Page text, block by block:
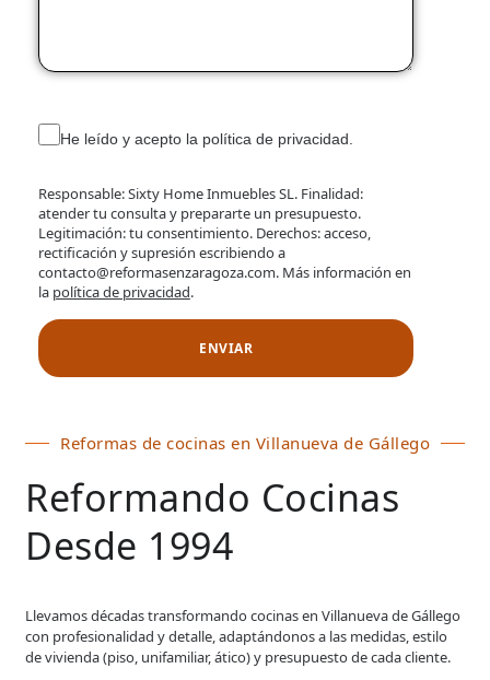
He leído y acepto la política de privacidad.
Responsable: Sixty Home Inmuebles SL. Finalidad:
atender tu consulta y prepararte un presupuesto.
Legitimación: tu consentimiento. Derechos: acceso,
rectificación y supresión escribiendo a
contacto@reformasenzaragoza.com. Más información en
la política de privacidad.
Reformas de cocinas en Villanueva de Gállego
Reformando Cocinas
Desde 1994
Llevamos décadas transformando cocinas en Villanueva de Gállego
con profesionalidad y detalle, adaptándonos a las medidas, estilo
de vivienda (piso, unifamiliar, ático) y presupuesto de cada cliente.